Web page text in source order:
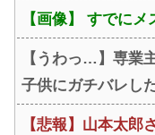
【画像】 すでに
【うわっ…】専業
子供にガチバレし
【悲報】山本太郎